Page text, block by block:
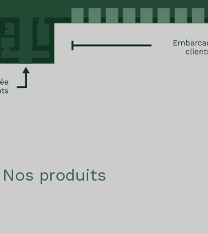
Nos produits